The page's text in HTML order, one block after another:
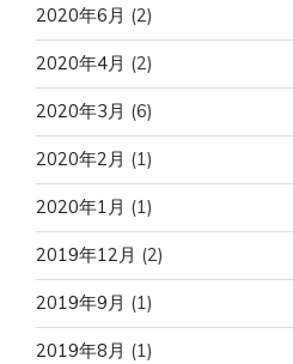
2020年6月 (2)
2020年4月 (2)
2020年3月 (6)
2020年2月 (1)
2020年1月 (1)
2019年12月 (2)
2019年9月 (1)
2019年8月 (1)